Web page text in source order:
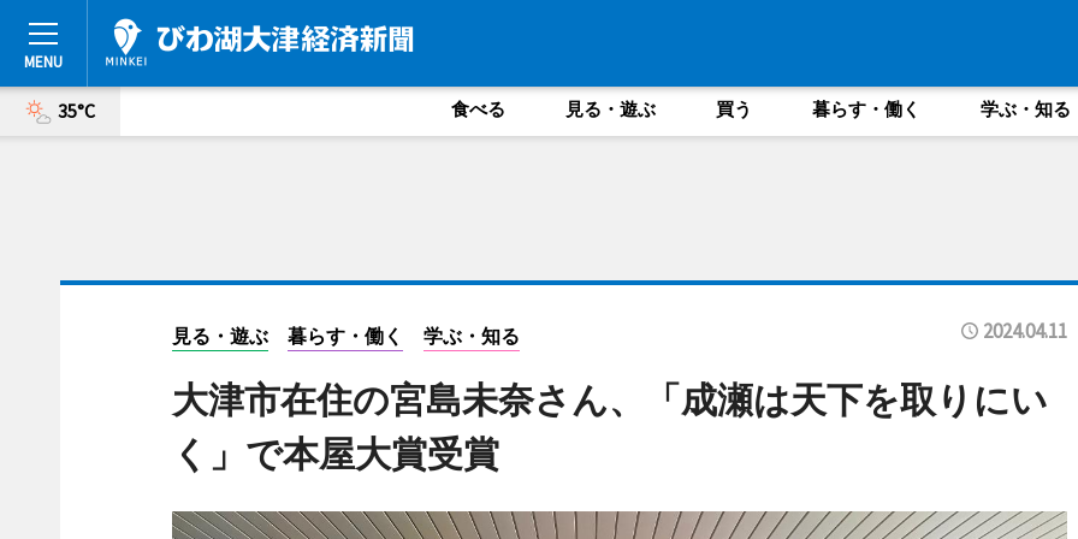
35°C 食べる 見る・遊ぶ 買う 暮らす・働く 学ぶ・知る
見る・遊ぶ 暮らす・働く 学ぶ・知る 2024.04.11
大津市在住の宮島未奈さん、「成瀬は天下を取りにい
く」で本屋大賞受賞